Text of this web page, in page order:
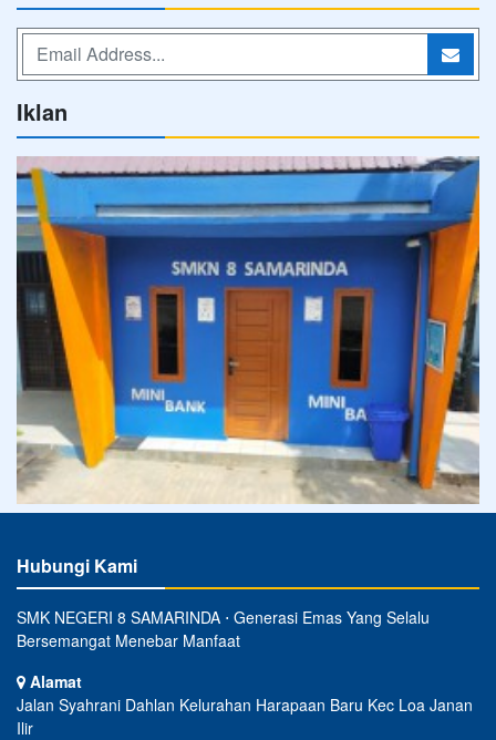
Iklan
Hubungi Kami
SMK NEGERI 8 SAMARINDA ⋅ Generasi Emas Yang Selalu
Bersemangat Menebar Manfaat
Alamat
Jalan Syahrani Dahlan Kelurahan Harapaan Baru Kec Loa Janan
Ilir